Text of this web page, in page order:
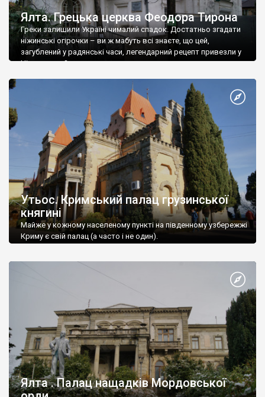
Ялта. Грецька церква Феодора Тирона
Греки залишили Україні чималий спадок. Достатньо згадати
ніжинські огірочки – ви ж мабуть всі знаєте, що цей,
загублений у радянські часи, легендарний рецепт привезли у
Ніжин греки?
Утьос. Кримський палац грузинської
княгині
Майже у кожному населеному пункті на південному узбережжі
Криму є свій палац (а часто і не один).
Ялта . Палац нащадків Мордовської